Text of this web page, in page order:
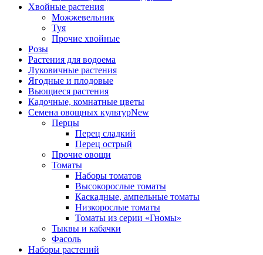
Хвойные растения
Можжевельник
Туя
Прочие хвойные
Розы
Растения для водоема
Луковичные растения
Ягодные и плодовые
Вьющиеся растения
Кадочные, комнатные цветы
Семена овощных культурNew
Перцы
Перец сладкий
Перец острый
Прочие овощи
Томаты
Наборы томатов
Высокорослые томаты
Каскадные, ампельные томаты
Низкорослые томаты
Томаты из серии «Гномы»
Тыквы и кабачки
Фасоль
Наборы растений